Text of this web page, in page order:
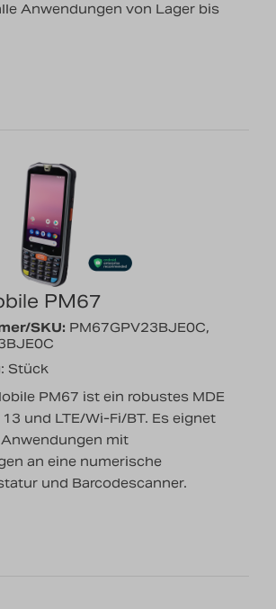
Anwendungen von Lager bis
PM67
SKU: PM67GPV23BJE0C,
Stück
PM67 ist ein robustes MDE
und LTE/Wi-Fi/BT. Es eignet
mit
an eine numerische
und Barcodescanner.